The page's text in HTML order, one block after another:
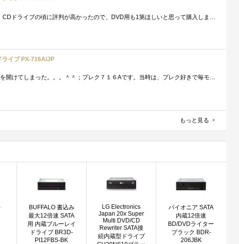
最近出番の少ない、自作PCにて使用してます。CDドライブの頃に評判が高かったので、DVD用も1第ほしいと思って購入しました。PlexToolも付いていて�...
ライブ PX-716A/JP
我が家の倉庫第一弾。ｗついに、パンドラの箱を開けてしまった。。。＾＾；プレク７１６Aです。当時は、プレク好きで毎モデル出るたびに買っ�...
もっと見る
BUFFALO 書込み
最大12倍速 SATA
用 内蔵ブルーレイ
ドライブ BR3D-
PI12FBS-BK
LG Electronics
Japan 20x Super
Multi DVD/CD
Rewriter SATA接
続内蔵型ドライブ
パイオニア SATA
内蔵12倍速
BD/DVDライター
ブラック BDR-
206JBK